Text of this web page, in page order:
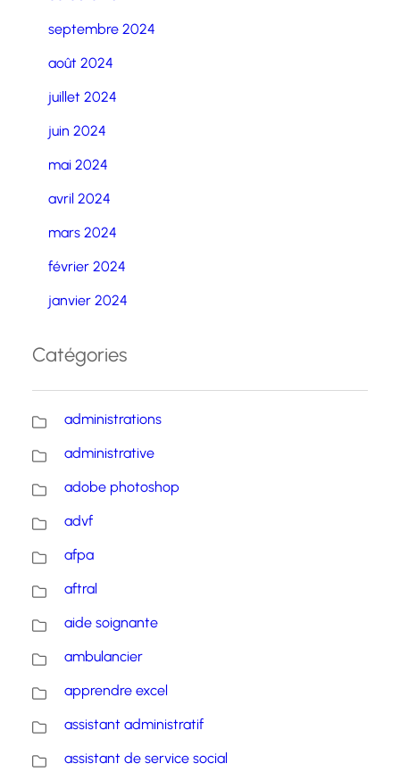
septembre 2024
août 2024
juillet 2024
juin 2024
mai 2024
avril 2024
mars 2024
février 2024
janvier 2024
Catégories
administrations
administrative
adobe photoshop
advf
afpa
aftral
aide soignante
ambulancier
apprendre excel
assistant administratif
assistant de service social